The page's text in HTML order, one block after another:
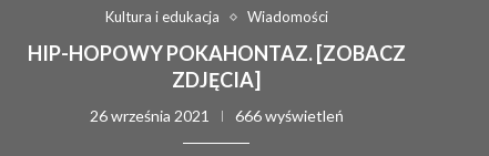
Kultura i edukacja Wiadomości
HIP-HOPOWY POKAHONTAZ. [ZOBACZ
ZDJĘCIA]
26 września 2021 666 wyświetleń